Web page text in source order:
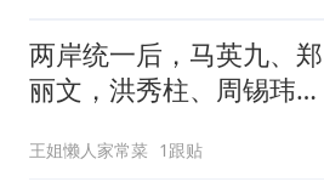
两岸统一后，马英九、郑
丽文，洪秀柱、周锡玮谁
王姐懒人家常菜 1跟贴